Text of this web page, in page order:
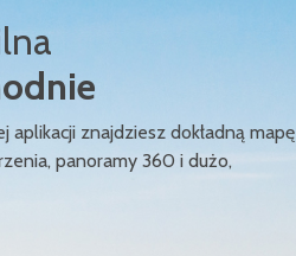
aplikacji znajdziesz dokładną mapę
panoramy 360 i dużo,